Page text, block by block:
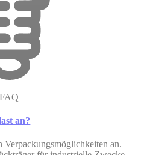
FAQ
an?
an.